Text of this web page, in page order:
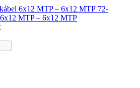
72-
MTP – 6x12 MTP